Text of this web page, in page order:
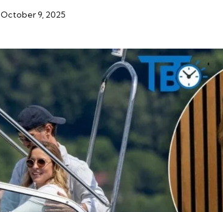
October 9, 2025